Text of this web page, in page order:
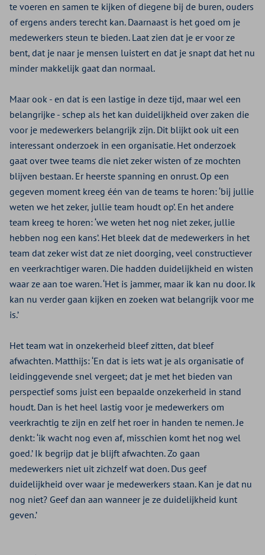
te voeren en samen te kijken of diegene bij de buren, ouders
of ergens anders terecht kan. Daarnaast is het goed om je
medewerkers steun te bieden. Laat zien dat je er voor ze
bent, dat je naar je mensen luistert en dat je snapt dat het nu
minder makkelijk gaat dan normaal.
Maar ook - en dat is een lastige in deze tijd, maar wel een
belangrijke - schep als het kan duidelijkheid over zaken die
voor je medewerkers belangrijk zijn. Dit blijkt ook uit een
interessant onderzoek in een organisatie. Het onderzoek
gaat over twee teams die niet zeker wisten of ze mochten
blijven bestaan. Er heerste spanning en onrust. Op een
gegeven moment kreeg één van de teams te horen: ‘bij jullie
weten we het zeker, jullie team houdt op’. En het andere
team kreeg te horen: ‘we weten het nog niet zeker, jullie
hebben nog een kans’. Het bleek dat de medewerkers in het
team dat zeker wist dat ze niet doorging, veel constructiever
en veerkrachtiger waren. Die hadden duidelijkheid en wisten
waar ze aan toe waren. ‘Het is jammer, maar ik kan nu door. Ik
kan nu verder gaan kijken en zoeken wat belangrijk voor me
is.’
Het team wat in onzekerheid bleef zitten, dat bleef
afwachten. Matthijs: ‘En dat is iets wat je als organisatie of
leidinggevende snel vergeet; dat je met het bieden van
perspectief soms juist een bepaalde onzekerheid in stand
houdt. Dan is het heel lastig voor je medewerkers om
veerkrachtig te zijn en zelf het roer in handen te nemen. Je
denkt: ‘ik wacht nog even af, misschien komt het nog wel
goed.’ Ik begrijp dat je blijft afwachten. Zo gaan
medewerkers niet uit zichzelf wat doen. Dus geef
duidelijkheid over waar je medewerkers staan. Kan je dat nu
nog niet? Geef dan aan wanneer je ze duidelijkheid kunt
geven.’